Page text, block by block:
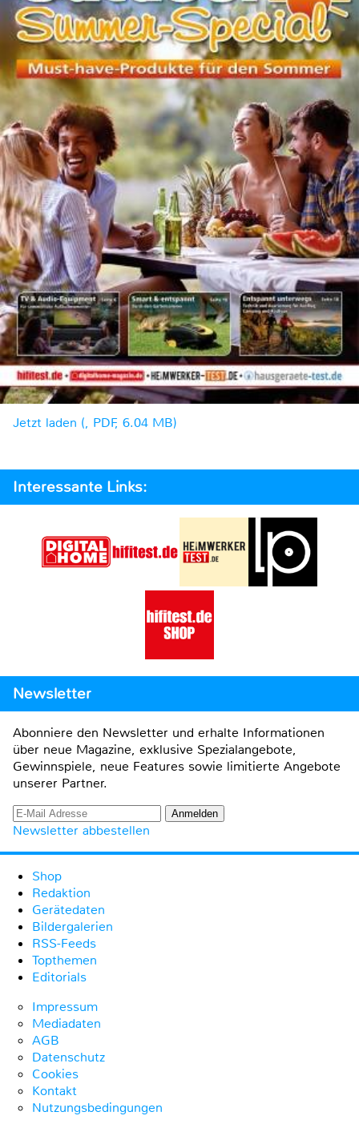
Jetzt laden (, PDF, 6.04 MB)
Interessante Links:
Newsletter
Abonniere den Newsletter und erhalte Informationen
über neue Magazine, exklusive Spezialangebote,
Gewinnspiele, neue Features sowie limitierte Angebote
unserer Partner.
Newsletter abbestellen
Shop
Redaktion
Gerätedaten
Bildergalerien
RSS-Feeds
Topthemen
Editorials
Impressum
Mediadaten
AGB
Datenschutz
Cookies
Kontakt
Nutzungsbedingungen